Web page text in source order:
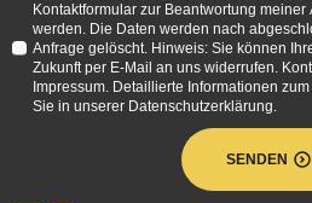
Kontaktformular zur Beantwortung
werden. Die Daten werden nach
Anfrage gelöscht. Hinweis: Sie können
Zukunft per E-Mail an uns widerrufen.
Impressum. Detaillierte Informationen
Sie in unserer Datenschutzerklärung.
SENDEN